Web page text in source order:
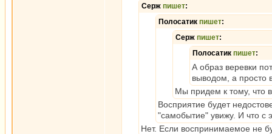
Серж пишет:
Полосатик пишет:
Серж пишет:
Полосатик пишет:
А образ веревки
выводом, а просто
Мы придем к тому, что
Восприятие будет
"самобытие" увижу. И что с
Нет. Если воспринимаемое не